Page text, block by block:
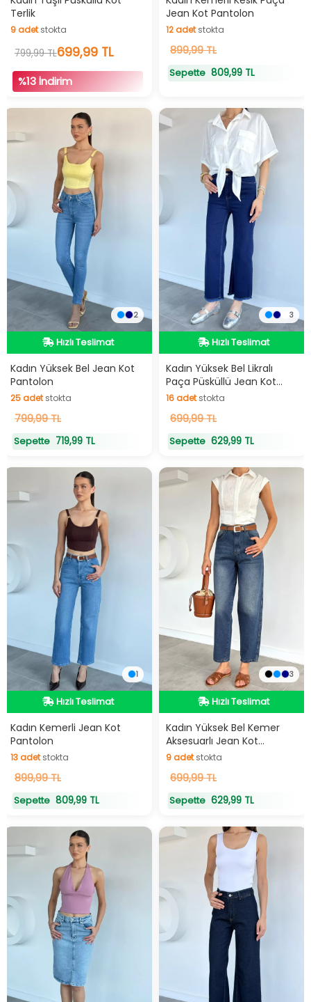
Terlik
9adetstokta
9adetstokta
799,99 TL699,99 TL
%13 İndirim
Jean Kot Pantolon
12adetstokta
12adetstokta
899,99 TL
Sepette 809,99 TL
2
Hızlı Teslimat
Hızlı Teslimat
Kadın Yüksek Bel Jean Kot
Pantolon
25adetstokta
25adetstokta
799,99 TL
Sepette 719,99 TL
3
Hızlı Teslimat
Hızlı Teslimat
Kadın Yüksek Bel Likralı
Paça Püsküllü Jean Kot
Pantolon
16adetstokta
16adetstokta
699,99 TL
Sepette 629,99 TL
1
Hızlı Teslimat
Hızlı Teslimat
Kadın Kemerli Jean Kot
Pantolon
13adetstokta
13adetstokta
899,99 TL
Sepette 809,99 TL
3
Hızlı Teslimat
Hızlı Teslimat
Kadın Yüksek Bel Kemer
Aksesuarlı Jean Kot
Pantolon
9adetstokta
9adetstokta
699,99 TL
Sepette 629,99 TL